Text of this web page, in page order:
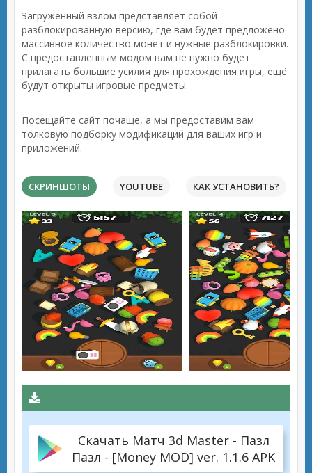
Загруженный взлом представляет собой
разблокированную версию, где вам будет предложено
массивное количество монет и нужные разблокировки.
С предоставленным модом вам не нужно будет
прилагать большие усилия для прохождения игры, ещё
будут открыты игровые предметы.
Посещайте сайт почаще, а мы предоставим вам
толковую подборку модификаций для ваших игр и
приложений.
СКРИНШОТЫ YOUTUBE КАК УСТАНОВИТЬ?
Скачать Матч 3d Master - Пазл
Пазл - [Money MOD] ver. 1.1.6 APK